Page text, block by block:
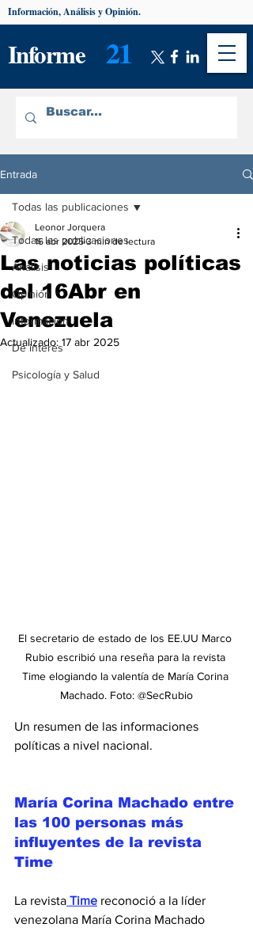
Informe 21
Información, Análisis y Opinión.
Entrada
Todas las publicaciones
Análisis
Opinión
Información
De interés
Psicología y Salud
Todas las publicaciones
Las noticias políticas
del 16Abr en
Venezuela
Leonor Jorquera
16 abr 2025 3 min de lectura
Actualizado: 17 abr 2025
El secretario de estado de los EE.UU Marco
Rubio escribió una reseña para la revista
Time elogiando la valentía de María Corina
Machado. Foto: @SecRubio
Un resumen de las informaciones
políticas a nivel nacional.
María Corina Machado entre
las 100 personas más
influyentes de la revista
Time
La revista Time reconoció a la líder
venezolana María Corina Machado